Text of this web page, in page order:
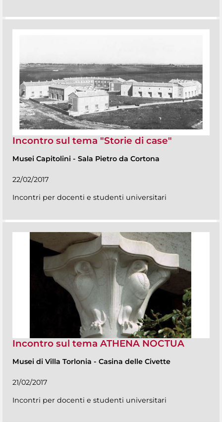
Incontro sul tema "Storie di case"
Musei Capitolini - Sala Pietro da Cortona
22/02/2017
Incontri per docenti e studenti universitari
Incontro sul tema ATHENA NOCTUA
Musei di Villa Torlonia - Casina delle Civette
21/02/2017
Incontri per docenti e studenti universitari